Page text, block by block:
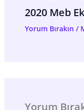
2020 Meb
Yorum Bırakın /
Yorum